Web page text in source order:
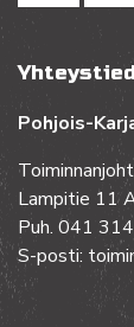
Pohjois-
Lampitie 11
Puh. 041
S-posti: